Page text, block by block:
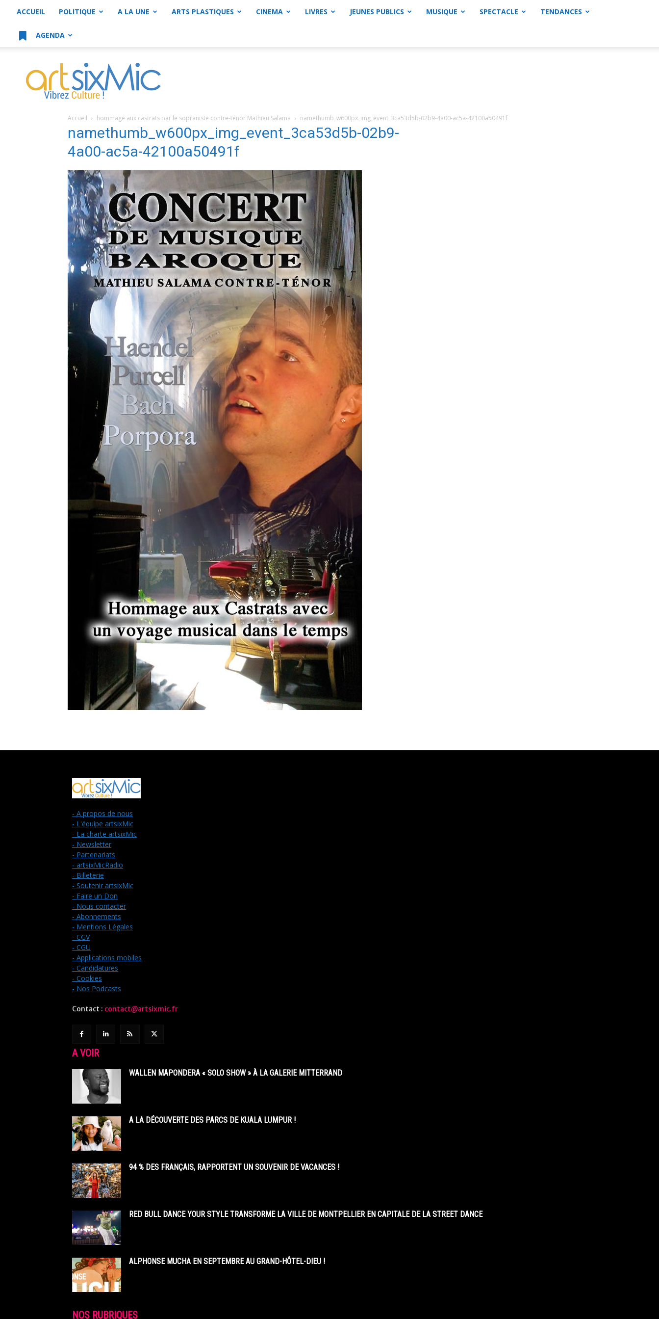
ACCUEIL POLITIQUE A LA UNE ARTS PLASTIQUES CINEMA LIVRES JEUNES PUBLICS MUSIQUE SPECTACLE TENDANCES
AGENDA
artsixMic
Accueil hommage aux castrats par le sopraniste contre-ténor Mathieu Salama namethumb_w600px_img_event_3ca53d5b-02b9-4a00-ac5a-42100a50491f
namethumb_w600px_img_event_3ca53d5b-02b9-
4a00-ac5a-42100a50491f
- A propos de nous
- L'équipe artsixMic
- La charte artsixMic
- Newsletter
- Partenariats
- artsixMicRadio
- Billeterie
- Soutenir artsixMic
- Faire un Don
- Nous contacter
- Abonnements
- Mentions Légales
- CGV
- CGU
- Applications mobiles
- Candidatures
- Cookies
- Nos Podcasts
Contact : contact@artsixmic.fr
A VOIR
WALLEN MAPONDERA « SOLO SHOW » À LA GALERIE MITTERRAND
A LA DÉCOUVERTE DES PARCS DE KUALA LUMPUR !
94 % DES FRANÇAIS, RAPPORTENT UN SOUVENIR DE VACANCES !
RED BULL DANCE YOUR STYLE TRANSFORME LA VILLE DE MONTPELLIER EN CAPITALE DE LA STREET DANCE
ALPHONSE MUCHA EN SEPTEMBRE AU GRAND-HÔTEL-DIEU !
NOS RUBRIQUES